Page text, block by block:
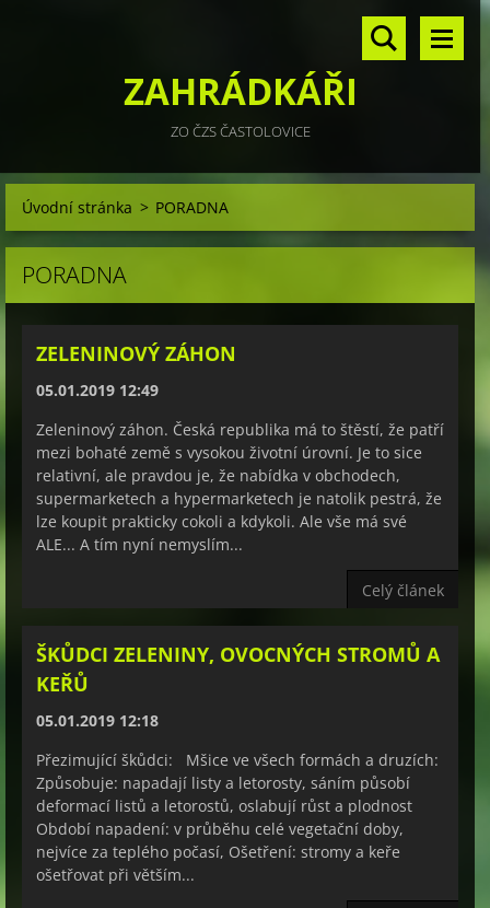
ZAHRÁDKÁŘI
ZO ČZS ČASTOLOVICE
Úvodní stránka > PORADNA
PORADNA
ZELENINOVÝ ZÁHON
05.01.2019 12:49
Zeleninový záhon. Česká republika má to štěstí, že patří
mezi bohaté země s vysokou životní úrovní. Je to sice
relativní, ale pravdou je, že nabídka v obchodech,
supermarketech a hypermarketech je natolik pestrá, že
lze koupit prakticky cokoli a kdykoli. Ale vše má své
ALE... A tím nyní nemyslím...
Celý článek
ŠKŮDCI ZELENINY, OVOCNÝCH STROMŮ A
KEŘŮ
05.01.2019 12:18
Přezimující škůdci: Mšice ve všech formách a druzích:
Způsobuje: napadají listy a letorosty, sáním působí
deformací listů a letorostů, oslabují růst a plodnost
Období napadení: v průběhu celé vegetační doby,
nejvíce za teplého počasí, Ošetření: stromy a keře
ošetřovat při větším...